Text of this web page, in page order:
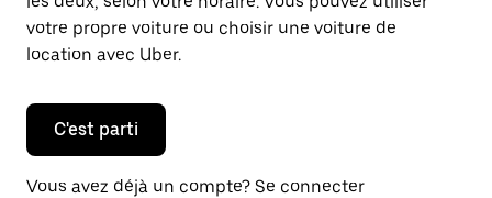
votre propre voiture ou choisir une voiture de
location avec Uber.
C'est parti
Vous avez déjà un compte? Se connecter